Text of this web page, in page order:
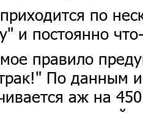
по
и постоянно
правило
По данным
аж на